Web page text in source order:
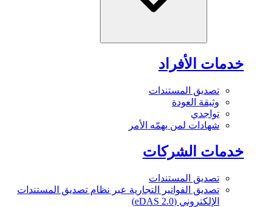
خدمات الأفراد
تصديق المستندات
وثيقة العودة
تواجدي
شهادات لمن يهمّه الأمر
خدمات الشركات
تصديق المستندات
تصديق الفواتير التجارية عبر نظام تصديق المستندات
الإلكتروني (eDAS 2.0)